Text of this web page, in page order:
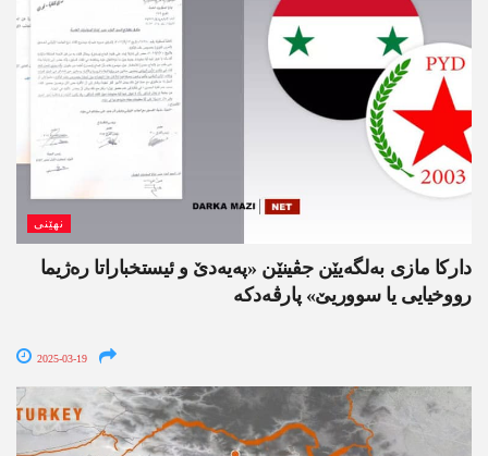
نھێنی
داركا مازی به‌لگه‌یێن جڤینێن «په‌یه‌دێ و ئیستخباراتا ره‌ژیما
رووخیایی یا سووریێ» پارڤه‌دكه
2025-03-19